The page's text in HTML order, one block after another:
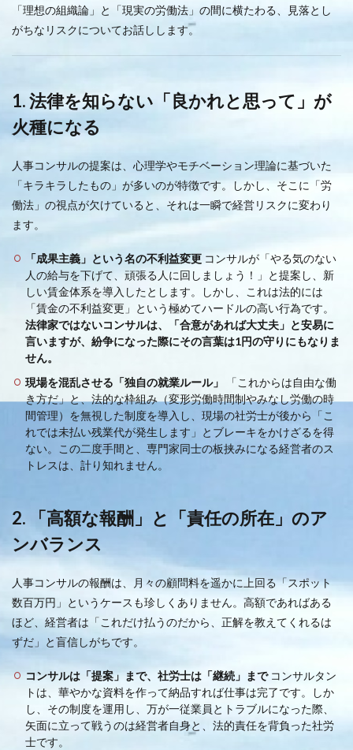
「理想の組織論」と「現実の労働法」の間に横たわる、見落とし
がちなリスクについてお話しします。
1. 法律を知らない「良かれと思って」が
火種になる
人事コンサルの提案は、心理学やモチベーション理論に基づいた
「キラキラしたもの」が多いのが特徴です。しかし、そこに「労
働法」の視点が欠けていると、それは一瞬で経営リスクに変わり
ます。
「成果主義」という名の不利益変更 コンサルが「やる気のない
人の給与を下げて、頑張る人に回しましょう！」と提案し、新
しい賃金体系を導入したとします。しかし、これは法的には
「賃金の不利益変更」という極めてハードルの高い行為です。
法律家ではないコンサルは、「合意があれば大丈夫」と安易に
言いますが、紛争になった際にその言葉は1円の守りにもなりま
せん。
現場を混乱させる「独自の就業ルール」
「これからは自由な働
き方だ」と、法的な枠組み（変形労働時間制やみなし労働の時
間管理）を無視した制度を導入し、現場の社労士が後から「こ
れでは未払い残業代が発生します」とブレーキをかけざるを得
ない。この二度手間と、専門家同士の板挟みになる経営者のス
トレスは、計り知れません。
2. 「高額な報酬」と「責任の所在」のア
ンバランス
人事コンサルの報酬は、月々の顧問料を遥かに上回る「スポット
数百万円」というケースも珍しくありません。高額であればある
ほど、経営者は「これだけ払うのだから、正解を教えてくれるは
ずだ」と盲信しがちです。
コンサルは「提案」まで、社労士は「継続」までコンサルタン
トは、華やかな資料を作って納品すれば仕事は完了です。しか
し、その制度を運用し、万が一従業員とトラブルになった際、
矢面に立って戦うのは経営者自身と、法的責任を背負った社労
士です。